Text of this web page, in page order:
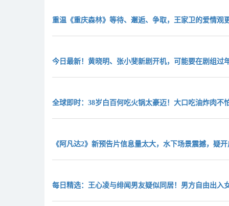
重温《重庆森林》等待、邂逅、争取，王家卫的爱情观
今日最新！黄晓明、张小斐新剧开机，可能要在剧组过
全球即时：38岁白百何吃火锅太豪迈！大口吃油炸肉不
《阿凡达2》新预告片信息量太大，水下场景震撼，疑
每日精选：王心凌与绯闻男友疑似同居！男方自由出入